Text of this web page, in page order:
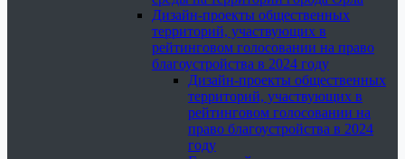
Дизайн-проекты общественных
территорий, участвующих в
рейтинговом голосовании на право
благоустройства в 2024 году
Дизайн-проекты общественных
территорий, участвующих в
рейтинговом голосовании на
право благоустройства в 2024
году